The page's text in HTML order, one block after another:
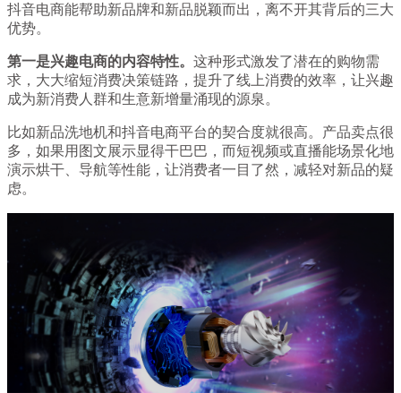
抖音电商能帮助新品牌和新品脱颖而出，离不开其背后的三大
优势。
第一是兴趣电商的内容特性。 这种形式激发了潜在的购物需
求，大大缩短消费决策链路，提升了线上消费的效率，让兴趣
成为新消费人群和生意新增量涌现的源泉。
比如新品洗地机和抖音电商平台的契合度就很高。产品卖点很
多，如果用图文展示显得干巴巴，而短视频或直播能场景化地
演示烘干、导航等性能，让消费者一目了然，减轻对新品的疑
虑。